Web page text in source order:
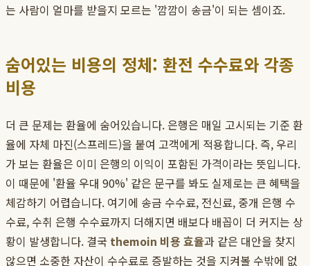
는 사람이 얼마를 받을지 모르는 '깜깜이 송금'이 되는 셈이죠.
숨어있는 비용의 정체: 환전 수수료와 각종
비용
더 큰 문제는 환율에 숨어있습니다. 은행은 매일 고시되는 기준 환
율에 자체 마진(스프레드)을 붙여 고객에게 적용합니다. 즉, 우리
가 보는 환율은 이미 은행의 이익이 포함된 가격이라는 뜻입니다.
이 때문에 '환율 우대 90%' 같은 문구를 봐도 실제로는 큰 혜택을
체감하기 어렵습니다. 여기에 송금 수수료, 전신료, 중개 은행 수
수료, 수취 은행 수수료까지 더해지면 배보다 배꼽이 더 커지는 상
황이 발생합니다. 결국 themoin 비용 효율과 같은 대안을 찾지
않으면 소중한 자산이 수수료로 증발하는 것을 지켜볼 수밖에 없